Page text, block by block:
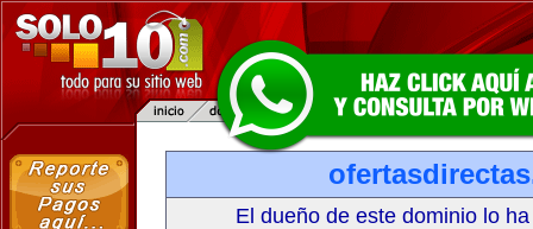
El dueño de este dominio lo